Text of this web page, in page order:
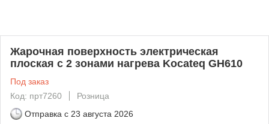
Жарочная поверхность электрическая
плоская с 2 зонами нагрева Kocateq GH610
Под заказ
Код: прт7260
Розница
Отправка с 23 августа 2026